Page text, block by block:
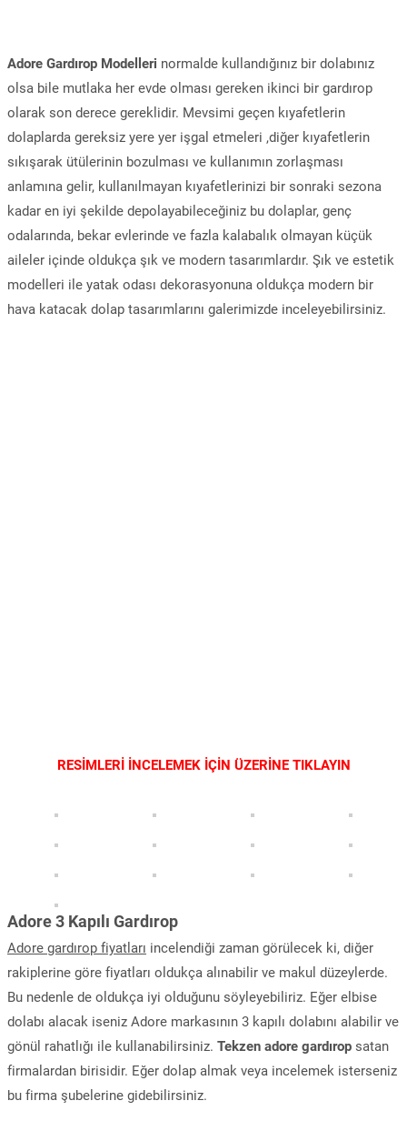
Adore Gardırop Modelleri normalde kullandığınız bir dolabınız
olsa bile mutlaka her evde olması gereken ikinci bir gardırop
olarak son derece gereklidir. Mevsimi geçen kıyafetlerin
dolaplarda gereksiz yere yer işgal etmeleri ,diğer kıyafetlerin
sıkışarak ütülerinin bozulması ve kullanımın zorlaşması
anlamına gelir, kullanılmayan kıyafetlerinizi bir sonraki sezona
kadar en iyi şekilde depolayabileceğiniz bu dolaplar, genç
odalarında, bekar evlerinde ve fazla kalabalık olmayan küçük
aileler içinde oldukça şık ve modern tasarımlardır. Şık ve estetik
modelleri ile yatak odası dekorasyonuna oldukça modern bir
hava katacak dolap tasarımlarını galerimizde inceleyebilirsiniz.
RESİMLERİ İNCELEMEK İÇİN ÜZERİNE TIKLAYIN
Adore 3 Kapılı Gardırop
Adore gardırop fiyatları incelendiği zaman görülecek ki, diğer
rakiplerine göre fiyatları oldukça alınabilir ve makul düzeylerde.
Bu nedenle de oldukça iyi olduğunu söyleyebiliriz. Eğer elbise
dolabı alacak iseniz Adore markasının 3 kapılı dolabını alabilir ve
gönül rahatlığı ile kullanabilirsiniz. Tekzen adore gardırop satan
firmalardan birisidir. Eğer dolap almak veya incelemek isterseniz
bu firma şubelerine gidebilirsiniz.